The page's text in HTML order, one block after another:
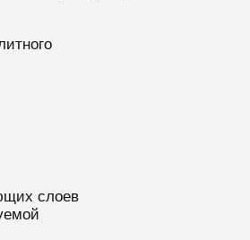
слоев